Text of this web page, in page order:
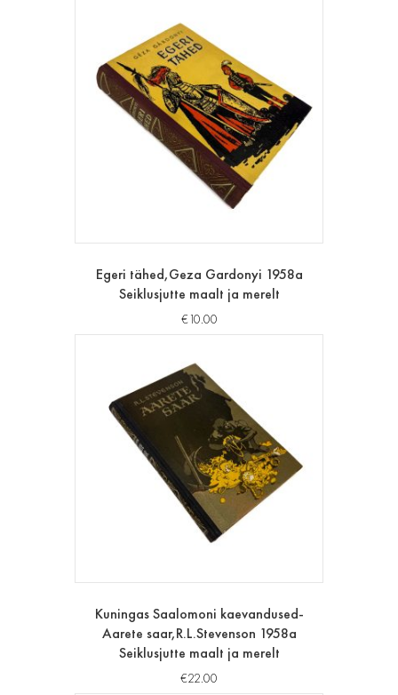
Egeri tähed,Geza Gardonyi 1958a
Seiklusjutte maalt ja merelt
€10.00
Kuningas Saalomoni kaevandused-
Aarete saar,R.L.Stevenson 1958a
Seiklusjutte maalt ja merelt
€22.00